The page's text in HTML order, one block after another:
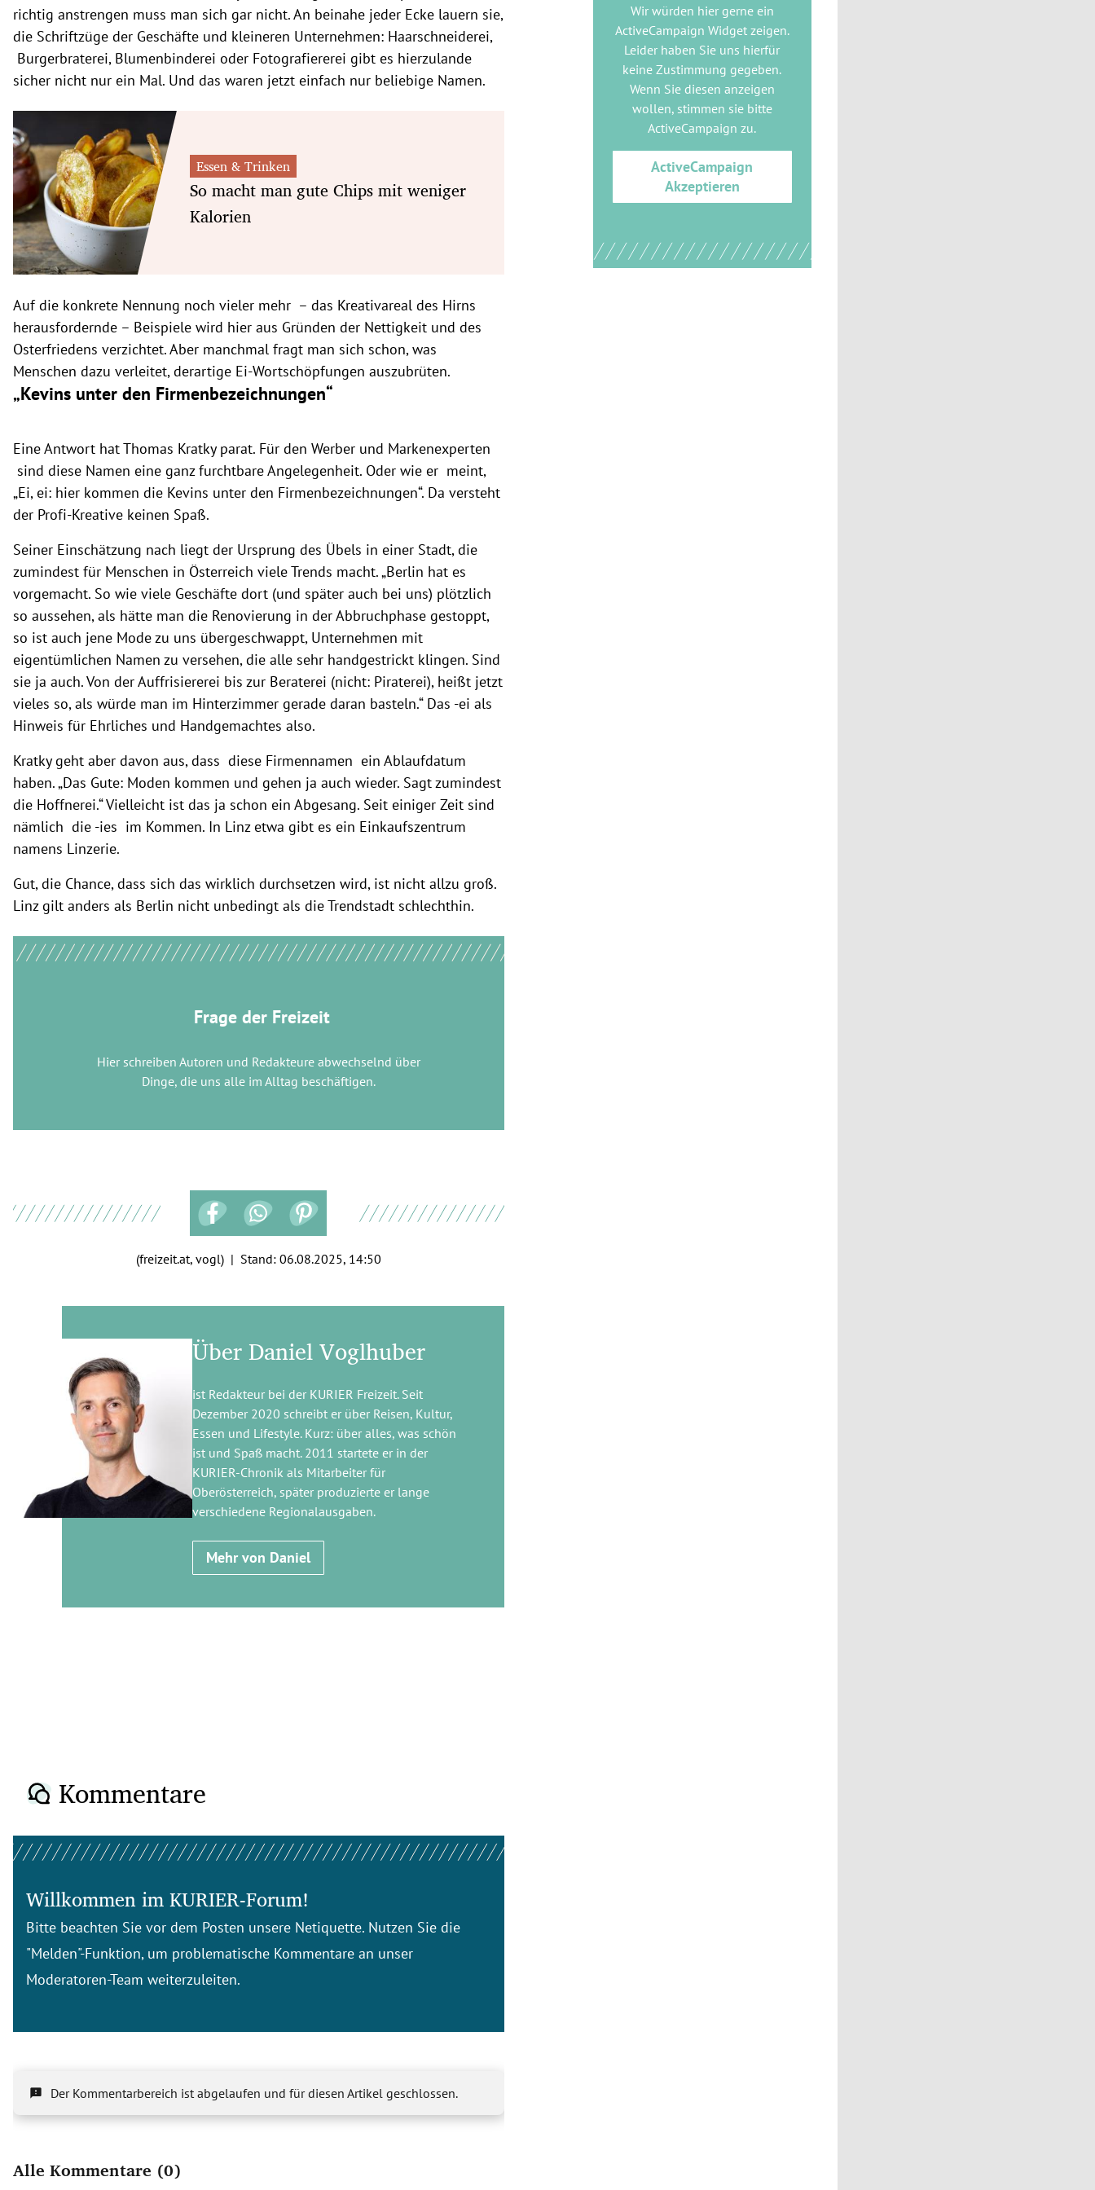
richtig anstrengen muss man sich gar nicht. An beinahe jeder Ecke lauern sie,
die Schriftzüge der Geschäfte und kleineren Unternehmen: Haarschneiderei,
Burgerbraterei, Blumenbinderei oder Fotografiererei gibt es hierzulande
sicher nicht nur ein Mal. Und das waren jetzt einfach nur beliebige Namen.
Essen & Trinken
So macht man gute Chips mit weniger
Kalorien
Auf die konkrete Nennung noch vieler mehr – das Kreativareal des Hirns
herausfordernde – Beispiele wird hier aus Gründen der Nettigkeit und des
Osterfriedens verzichtet. Aber manchmal fragt man sich schon, was
Menschen dazu verleitet, derartige Ei-Wortschöpfungen auszubrüten.
„Kevins unter den Firmenbezeichnungen“
Eine Antwort hat Thomas Kratky parat. Für den Werber und Markenexperten
sind diese Namen eine ganz furchtbare Angelegenheit. Oder wie er meint,
„Ei, ei: hier kommen die Kevins unter den Firmenbezeichnungen“. Da versteht
der Profi-Kreative keinen Spaß.
Seiner Einschätzung nach liegt der Ursprung des Übels in einer Stadt, die
zumindest für Menschen in Österreich viele Trends macht. „Berlin hat es
vorgemacht. So wie viele Geschäfte dort (und später auch bei uns) plötzlich
so aussehen, als hätte man die Renovierung in der Abbruchphase gestoppt,
so ist auch jene Mode zu uns übergeschwappt, Unternehmen mit
eigentümlichen Namen zu versehen, die alle sehr handgestrickt klingen. Sind
sie ja auch. Von der Auffrisiererei bis zur Beraterei (nicht: Piraterei), heißt jetzt
vieles so, als würde man im Hinterzimmer gerade daran basteln.“ Das -ei als
Hinweis für Ehrliches und Handgemachtes also.
Kratky geht aber davon aus, dass diese Firmennamen ein Ablaufdatum
haben. „Das Gute: Moden kommen und gehen ja auch wieder. Sagt zumindest
die Hoffnerei.“ Vielleicht ist das ja schon ein Abgesang. Seit einiger Zeit sind
nämlich die -ies im Kommen. In Linz etwa gibt es ein Einkaufszentrum
namens Linzerie.
Gut, die Chance, dass sich das wirklich durchsetzen wird, ist nicht allzu groß.
Linz gilt anders als Berlin nicht unbedingt als die Trendstadt schlechthin.
Frage der Freizeit
Hier schreiben Autoren und Redakteure abwechselnd über
Dinge, die uns alle im Alltag beschäftigen.
(freizeit.at, vogl) | Stand: 06.08.2025, 14:50
Über Daniel Voglhuber
ist Redakteur bei der KURIER Freizeit. Seit
Dezember 2020 schreibt er über Reisen, Kultur,
Essen und Lifestyle. Kurz: über alles, was schön
ist und Spaß macht. 2011 startete er in der
KURIER-Chronik als Mitarbeiter für
Oberösterreich, später produzierte er lange
verschiedene Regionalausgaben.
Mehr von Daniel
Wir würden hier gerne ein
ActiveCampaign Widgetzeigen.
Leider haben Sie uns hierfür
keine Zustimmung gegeben.
Wenn Sie diesen anzeigen
wollen, stimmen sie bitte
ActiveCampaign zu.
ActiveCampaign
Akzeptieren
Kommentare